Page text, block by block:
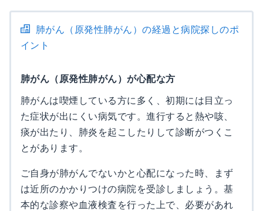
肺がん（原発性肺がん）の経過と病院探しのポ
イント
肺がん（原発性肺がん）が心配な方
肺がんは喫煙している方に多く、初期には目立っ
た症状が出にくい病気です。進行すると熱や咳、
痰が出たり、肺炎を起こしたりして診断がつくこ
とがあります。
ご自身が肺がんでないかと心配になった時、まず
は近所のかかりつけの病院を受診しましょう。基
本的な診察や血液検査を行った上で、必要があれ